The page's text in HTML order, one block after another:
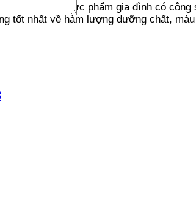
máy sấy thực phẩm gia đình có
tốt nhất về hàm lượng dưỡng chất,